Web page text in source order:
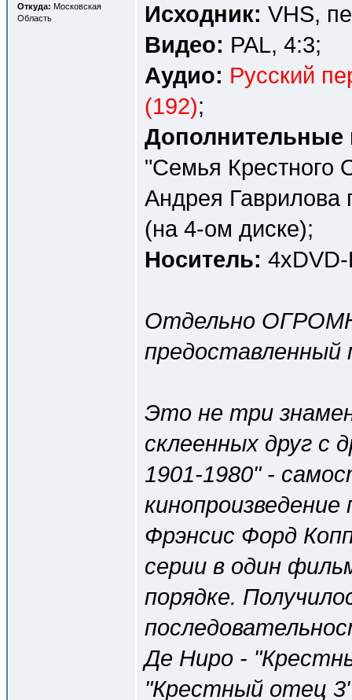
Откуда: Московская
Область
Исходник: VHS,
Видео: PAL, 4:3;
Аудио: Русский
(192);
Дополнительные
"Семья Крестного
Андрея Гаврилова
(на 4-ом диске);
Носитель:
Отдельно
Это не три
склеенных друг с
1901-1980" -
Фрэнсис Форд
серии в один
порядке.
Де Ниро -
"Крестный отец